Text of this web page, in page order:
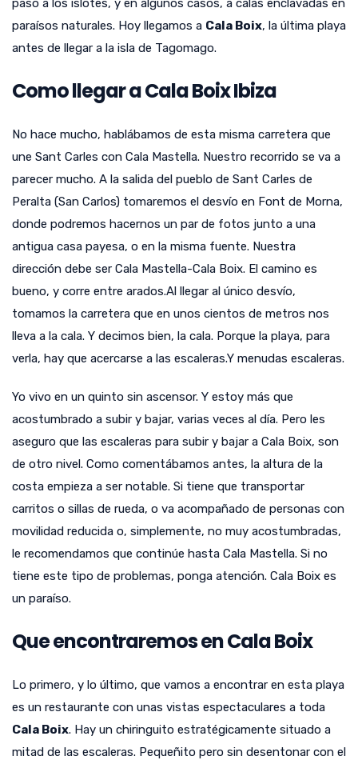
paso a los islotes, y en algunos casos, a calas enclavadas en
paraísos naturales. Hoy llegamos a Cala Boix, la última playa
antes de llegar a la isla de Tagomago.
Como llegar a Cala Boix Ibiza
No hace mucho, hablábamos de esta misma carretera que
une Sant Carles con Cala Mastella. Nuestro recorrido se va a
parecer mucho. A la salida del pueblo de Sant Carles de
Peralta (San Carlos) tomaremos el desvío en Font de Morna,
donde podremos hacernos un par de fotos junto a una
antigua casa payesa, o en la misma fuente. Nuestra
dirección debe ser Cala Mastella-Cala Boix. El camino es
bueno, y corre entre arados.Al llegar al único desvío,
tomamos la carretera que en unos cientos de metros nos
lleva a la cala. Y decimos bien, la cala. Porque la playa, para
verla, hay que acercarse a las escaleras.Y menudas escaleras.
Yo vivo en un quinto sin ascensor. Y estoy más que
acostumbrado a subir y bajar, varias veces al día. Pero les
aseguro que las escaleras para subir y bajar a Cala Boix, son
de otro nivel. Como comentábamos antes, la altura de la
costa empieza a ser notable. Si tiene que transportar
carritos o sillas de rueda, o va acompañado de personas con
movilidad reducida o, simplemente, no muy acostumbradas,
le recomendamos que continúe hasta Cala Mastella. Si no
tiene este tipo de problemas, ponga atención. Cala Boix es
un paraíso.
Que encontraremos en Cala Boix
Lo primero, y lo último, que vamos a encontrar en esta playa
es un restaurante con unas vistas espectaculares a toda
Cala Boix. Hay un chiringuito estratégicamente situado a
mitad de las escaleras. Pequeñito pero sin desentonar con el